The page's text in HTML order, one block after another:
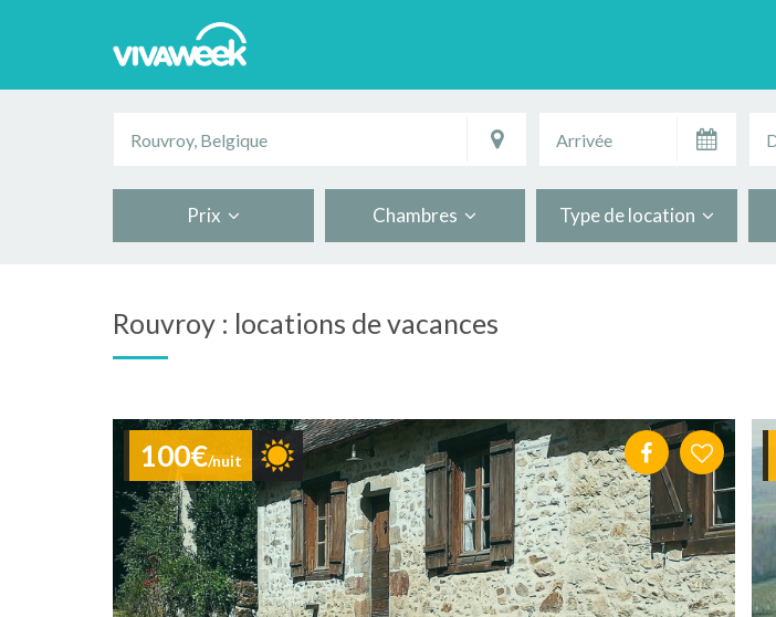
Prix Chambres Type de location
Rouvroy : locations de vacances
100€/nuit